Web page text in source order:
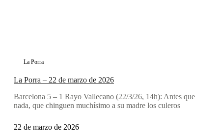
La Porra
La Porra – 22 de marzo de 2026
Barcelona 5 – 1 Rayo Vallecano (22/3/26, 14h): Antes que
nada, que chinguen muchísimo a su madre los culeros
22 de marzo de 2026